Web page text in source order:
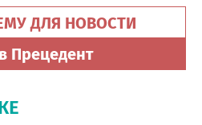
ДЛЯ НОВОСТИ
Прецедент